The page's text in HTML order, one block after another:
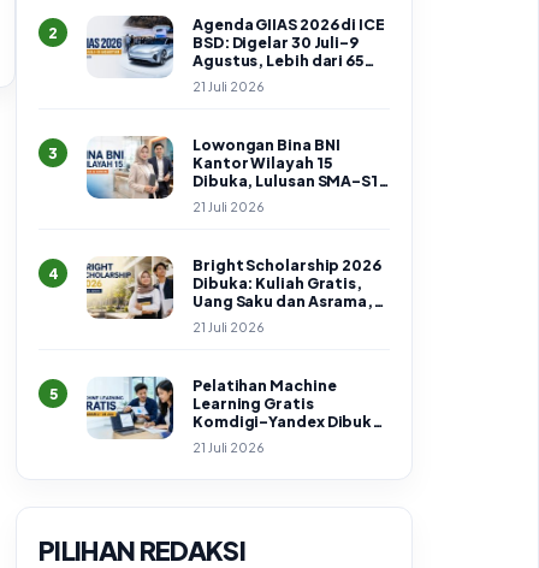
2
Agenda GIIAS 2026 di ICE
BSD: Digelar 30 Juli–9
Agustus, Lebih dari 65
Merek Hadir
21 Juli 2026
3
Lowongan Bina BNI
Kantor Wilayah 15
Dibuka, Lulusan SMA–S1
Bisa Daftar hingga 24 Juli
2026
21 Juli 2026
4
Bright Scholarship 2026
Dibuka: Kuliah Gratis,
Uang Saku dan Asrama,
Cek Syarat serta Cara
Daftar
21 Juli 2026
5
Pelatihan Machine
Learning Gratis
Komdigi–Yandex Dibuka
hingga 25 Juli 2026
21 Juli 2026
PILIHAN REDAKSI